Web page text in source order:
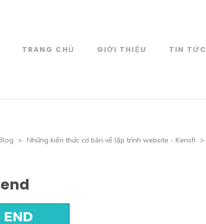
TRANG CHỦ GIỚI THIỆU TIN TỨC
> Những kiến thức cơ bản về lập trình website - Kensfi >